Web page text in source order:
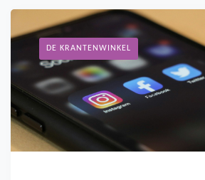
DE KRANTENWINKEL